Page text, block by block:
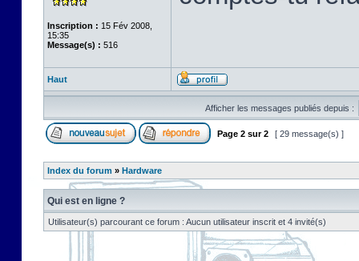
Inscription : 15 Fév 2008,
15:35
Message(s) : 516
Haut
Afficher les messages publiés depuis :
Page 2 sur2 [ 29 message(s) ]
Index du forum » Hardware
Qui est en ligne ?
Utilisateur(s) parcourant ce forum : Aucun utilisateur inscrit et 4 invité(s)